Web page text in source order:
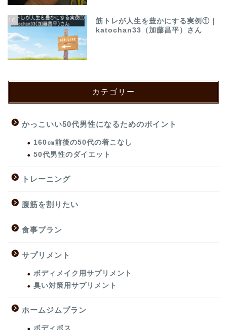
10
筋トレが人生を豊かにする実例①｜
katochan33（加藤昌平）さん
カテゴリー
かっこいい50代男性になるためのポイント
160㎝前後の50代の着こなし
50代男性のダイエット
トレーニング
腹筋を割りたい
食事プラン
サプリメント
ボディメイク用サプリメント
臭い対策用サプリメント
ホームジムプラン
ボディボス